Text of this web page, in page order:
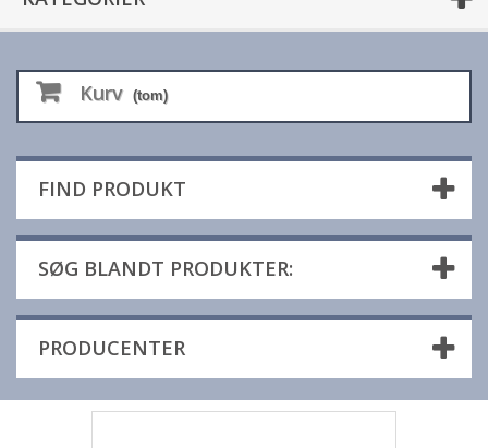
Kurv (tom)
FIND PRODUKT
SØG BLANDT PRODUKTER:
PRODUCENTER